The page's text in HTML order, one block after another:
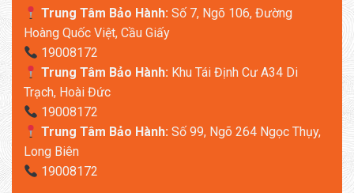
Trung Tâm Bảo Hành:Số 7, Ngõ 106, Đường
Hoàng Quốc Việt, Cầu Giấy
19008172
Trung Tâm Bảo Hành:Khu Tái Định Cư A34 Di
Trạch, Hoài Đức
19008172
Trung Tâm Bảo Hành:Số 99, Ngõ 264 Ngọc Thụy,
Long Biên
19008172